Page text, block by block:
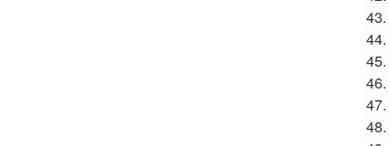
43.
44.
45.
46.
47.
48.